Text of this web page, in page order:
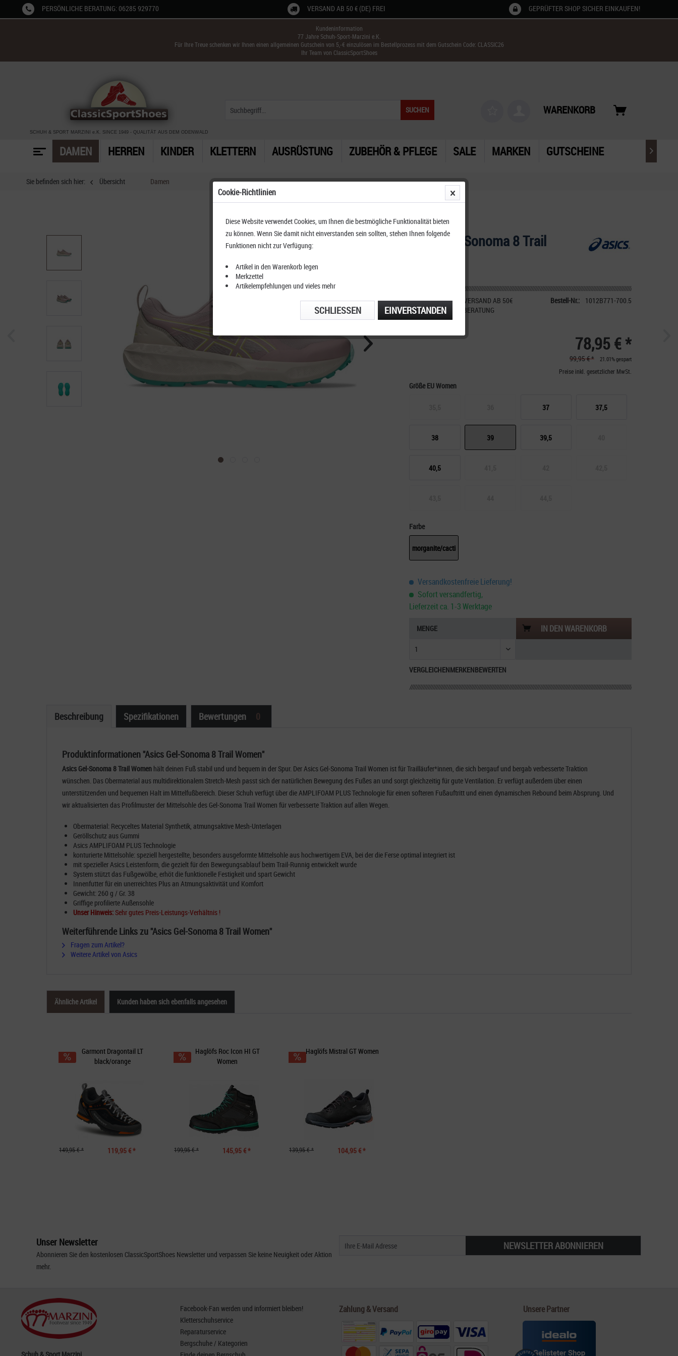
PERSÖNLICHE BERATUNG: 06285 929770 VERSAND AB 50 € (DE) FREI GEPRÜFTER SHOP SICHER EINKAUFEN!
Kundeninformation
77 Jahre Schuh-Sport-Marzini e.K.
Für Ihre Treue schenken wir Ihnen einen allgemeinen Gutschein von 5,-€ einzulösen im Bestellprozess mit dem Gutschein Code: CLASSIC26
Ihr Team von ClassicSportShoes
SCHUH & SPORT MARZINI e.K. SINCE 1949 - QUALITÄT AUS DEM ODENWALD
SUCHEN WARENKORB
DAMEN HERREN KINDER KLETTERN AUSRÜSTUNG ZUBEHÖR & PFLEGE SALE MARKEN GUTSCHEINE 
Sie befinden sich hier: Übersicht Damen
Asics Gel-Sonoma 8 Trail
KOSTENFREIER VERSAND AB 50€
TELEFONISCHE BERATUNG
Bestell-Nr.: 1012B771-700.5
78,95 € *
99,95 € * 21.01% gespart
Preise inkl. gesetzlicher MwSt.
Größe EU Women
37 37,5
38 39 39,5
40,5
Farbe
morganite/cacti
Versandkostenfreie Lieferung!
Sofort versandfertig,
Lieferzeit ca. 1-3 Werktage
MENGE IN DENWARENKORB
VERGLEICHENMERKENBEWERTEN
Beschreibung Spezifikationen Bewertungen 0
Produktinformationen "Asics Gel-Sonoma 8 Trail Women"
Asics Gel-Sonoma 8 Trail Women hält deinen Fuß stabil und und bequem in der Spur. Der Asics Gel-Sonoma Trail Women ist für Trailläufer*innen, die sich bergauf und bergab verbesserte Traktion
wünschen. Das Obermaterial aus multidirektionalem Stretch-Mesh passt sich der natürlichen Bewegung des Fußes an und sorgt gleichzeitig für gute Ventilation. Er verfügt außerdem über einen
unterstützenden und bequemen Halt im Mittelfußbereich.​ Dieser Schuh verfügt über die AMPLIFOAM PLUS Technologie für einen softeren Fußauftritt und einen dynamischen Rebound beim Absprung. Und
wir aktualisierten das Profilmuster der Mittelsohle des Gel-Sonoma Trail Women für verbesserte Traktion auf allen Wegen.
Obermaterial: Recyceltes Material Synthetik, atmungsaktive Mesh-Unterlagen
Geröllschutz aus Gummi
Asics AMPLIFOAM PLUS Technologie
konturierte Mittelsohle: speziell hergestellte, besonders ausgeformte Mittelsohle aus hochwertigem EVA, bei der die Ferse optimal integriert ist
mit spezieller Asics Leistenform, die gezielt für den Bewegungsablauf beim Trail-Runnig entwickelt wurde
System stützt das Fußgewölbe, erhöt die funktionelle Festigkeit und spart Gewicht
Innenfutter für ein unerreichtes Plus an Atmungsaktivität und Komfort
Gewicht: 260 g / Gr. 38
Griffige profilierte Außensohle
Unser Hinweis:Sehr gutes Preis-Leistungs-Verhältnis !
Weiterführende Links zu "Asics Gel-Sonoma 8 Trail Women"
Fragen zum Artikel?
Weitere Artikel von Asics
Ähnliche Artikel Kunden haben sich ebenfalls angesehen
119,95 € *
149,95 € *
Garmont Dragontail LT
black/orange
145,95 € *
199,95 € *
Haglöfs Roc Icon HI GT
Women
104,95 € *
139,95 € *
Haglöfs Mistral GT Women
Unser Newsletter
Abonnieren Sie den kostenlosen ClassicSportShoes Newsletter und verpassen Sie keine Neuigkeit oder Aktion
mehr.
NEWSLETTER ABONNIEREN
Facebook-Fan werden und informiert bleiben!
Kletterschuhservice
Reparaturservice
Bergschuhe / Kategorien
Zahlung & Versand Unsere Partner
Cookie-Richtlinien
Diese Website verwendet Cookies, um Ihnen die bestmögliche Funktionalität bieten
zu können. Wenn Sie damit nicht einverstanden sein sollten, stehen Ihnen folgende
Funktionen nicht zur Verfügung:
Artikel in den Warenkorb legen
Merkzettel
Artikelempfehlungen und vieles mehr
EINVERSTANDEN
SCHLIESSEN